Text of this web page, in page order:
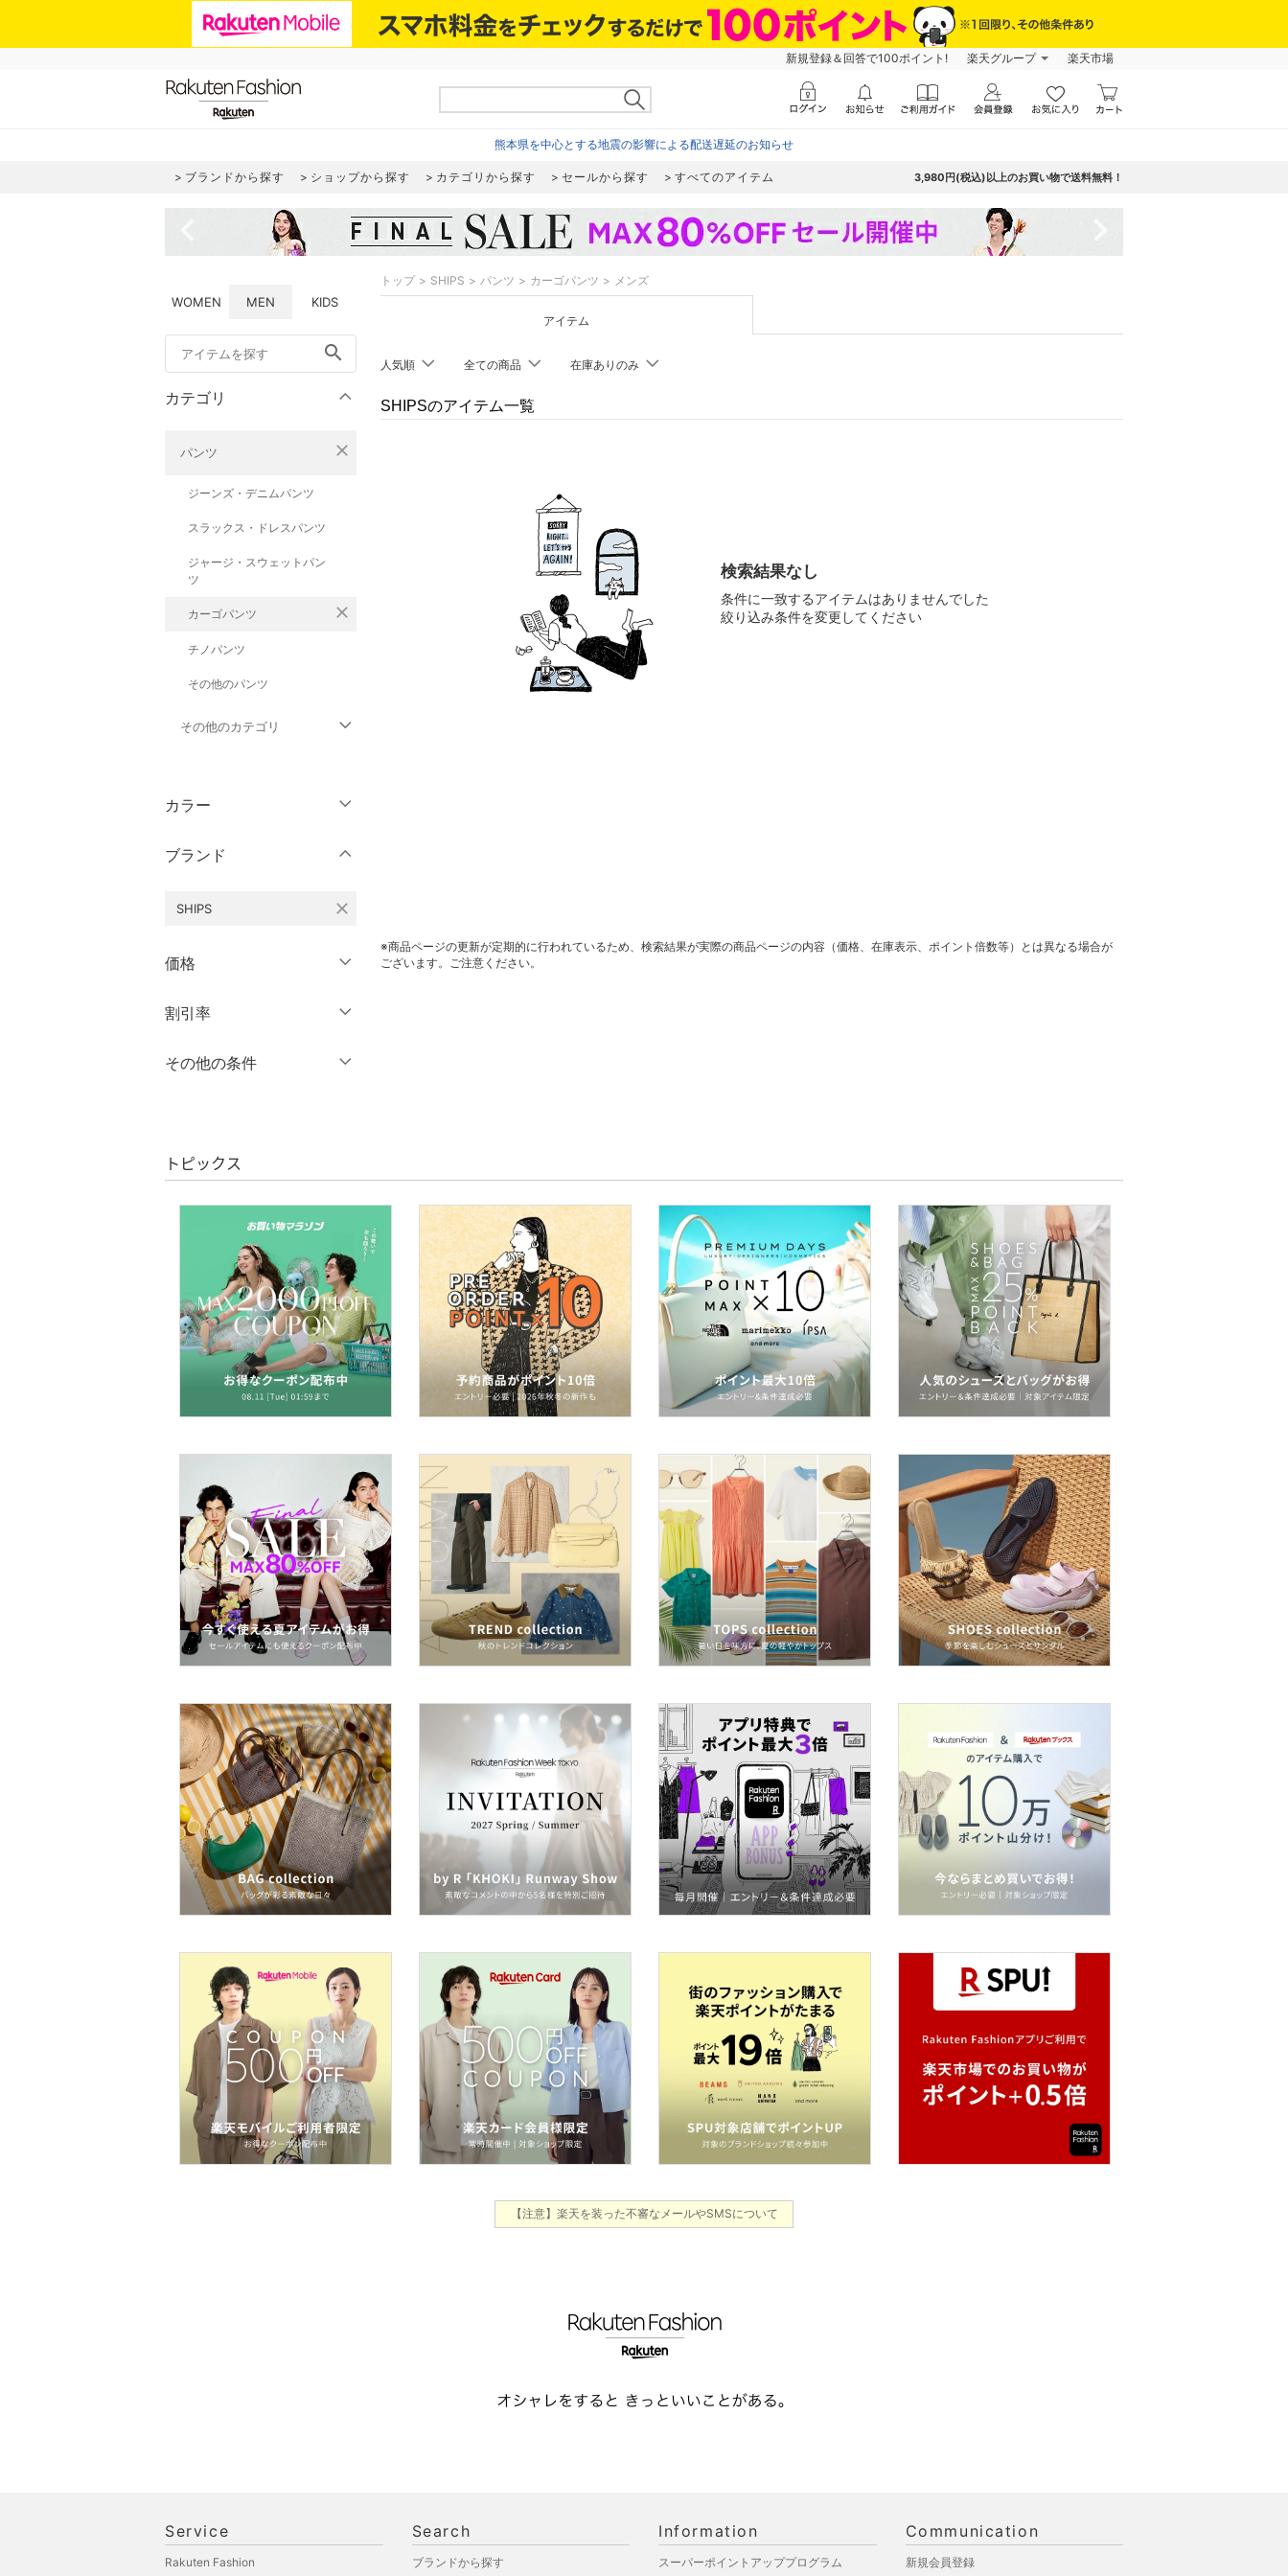
新規登録＆回答で100ポイント! 楽天グループ 楽天市場
熊本県を中心とする地震の影響による配送遅延のお知らせ
ブランドから探す ショップから探す カテゴリから探す セールから探す すべてのアイテム 3,980円(税込)以上のお買い物で送料無料！
WOMEN MEN KIDS
search
カテゴリ
パンツ close
ジーンズ・デニムパンツ
スラックス・ドレスパンツ
ジャージ・スウェットパン
ツ
カーゴパンツ close
チノパンツ
その他のパンツ
その他のカテゴリ
オールインワン・オーバ
シューズ・靴
インナー・ルームウェア
靴下・レッグウェア
ヘアアクセサリー
スーツ・フォーマル
水着・スイムグッズ
着物・浴衣・和装小物
ベースメイク
メイクアップ
ネイル
ボディケア・オーラルケ
ア
ヘアケア
フレグランス
メイク道具・美容器具
コフレ・キット・セット
食器・調理器具・キッチ
ン用品
インテリア・生活雑貨
スマホグッズ・オーディ
オ機器
スポーツ・アウトドア用
品
文房具
カラー
クリア
ブランド
SHIPS close
価格
絞り込み
割引率
％OFF～ ％OFF
その他の条件
クリア 絞り込み
トップ SHIPS パンツ カーゴパンツ メンズ
アイテム
人気順 全ての商品 在庫ありのみ
SHIPSのアイテム一覧
検索結果なし
条件に一致するアイテムはありませんでした
絞り込み条件を変更してください
※商品ページの更新が定期的に行われているため、検索結果が実際の商品ページの内容（価格、在庫表示、ポイント倍数等）とは異なる場合が
ございます。ご注意ください。
トピックス
【注意】楽天を装った不審なメールやSMSについて
Service
Rakuten Fashion
Search
ブランドから探す
Information
スーパーポイントアッププログラム
Communication
新規会員登録